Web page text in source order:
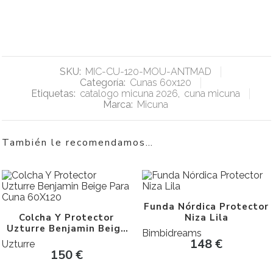
SKU: MIC-CU-120-MOU-ANTMAD
Categoría: Cunas 60x120
Etiquetas: catalogo micuna 2026, cuna micuna
Marca: Micuna
También le recomendamos…
Colcha Y Protector
Uzturre Benjamin Beige
Para Cuna 60X120
Uzturre
150€
Funda Nórdica Protector
Niza Lila
Bimbidreams
148€